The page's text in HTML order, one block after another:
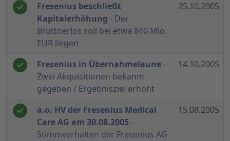
Fresenius beschließt
Kapitalerhöhung - Der
Bruttoerlös soll bei etwa 840 Mio.
EUR liegen
25.10.2005
Fresenius in Übernahmelaune-
Zwei Akquisitionen bekannt
gegeben / Ergebnisziel erhöht
14.10.2005
a.o. HV der Fresenius Medical
Care AG am 30.08.2005 -
Stimmverhalten der Fresenius AG
15.08.2005